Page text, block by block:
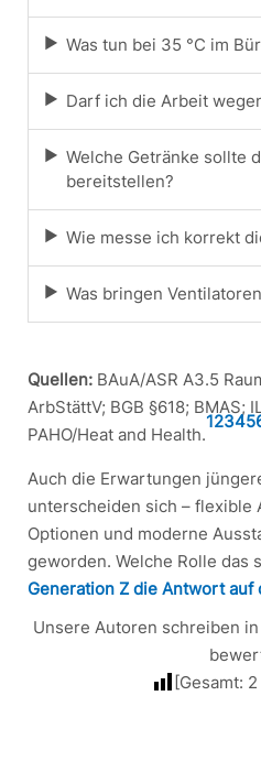
Was tun bei 35 °C im
Darf ich die Arbeit
Welche Getränke sollte
bereitstellen?
Wie messe ich korrekt
Was bringen
Quellen:BAuA/ASR A3.5
ArbStättV; BGB §618; BMAS;
PAHO/Heat and Health.
12345
Auch die Erwartungen
unterscheiden sich – flexible
Optionen und moderne
geworden. Welche Rolle das
Generation Z die Antwort auf
Unsere Autoren schreiben
[Gesamt: 2